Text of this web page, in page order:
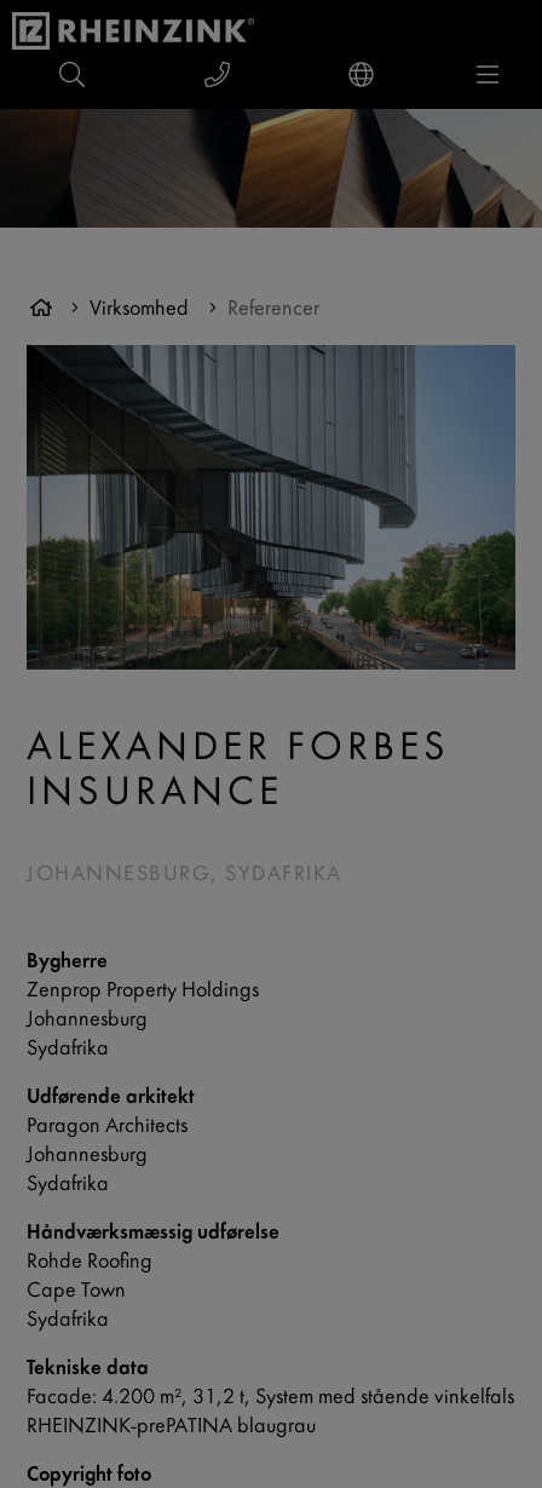
Virksomhed Referencer
ALEXANDER FORBES
INSURANCE
JOHANNESBURG, SYDAFRIKA
Bygherre
Zenprop Property Holdings
Johannesburg
Sydafrika
Udførende arkitekt
Paragon Architects
Johannesburg
Sydafrika
Håndværksmæssig udførelse
Rohde Roofing
Cape Town
Sydafrika
Tekniske data
Facade: 4.200 m², 31,2 t, System med stående vinkelfals
RHEINZINK-prePATINA blaugrau
Copyright foto